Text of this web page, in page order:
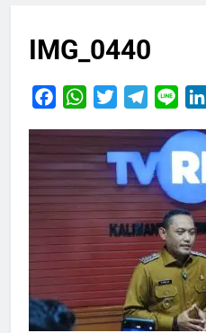
IMG_0440
FacebookWhatsApp
TwitterTelegram
Line